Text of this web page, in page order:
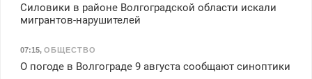
Силовики в районе Волгоградской области искали
мигрантов-нарушителей
07:15, ОБЩЕСТВО
О погоде в Волгограде 9 августа сообщают синоптики